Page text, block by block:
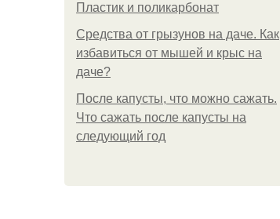
Пластик и поликарбонат
Средства от грызунов на даче. Как
избавиться от мышей и крыс на
даче?
После капусты, что можно сажать.
Что сажать после капусты на
следующий год